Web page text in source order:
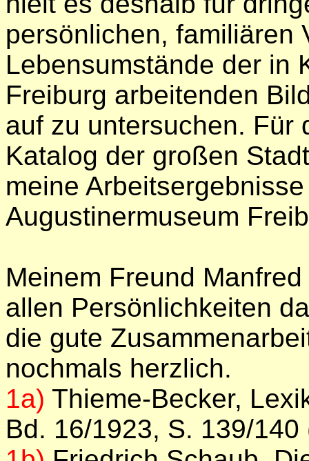
persönlichen, familiären
Lebensumstände der in
Freiburg arbeitenden
auf zu untersuchen. Für
Katalog der großen
meine
Augustinermuseum
Meinem Freund
allen Persönlichkeiten
die gute
nochmals herzlich.
1a) Thieme-Becker,
Bd. 16/1923, S. 139/